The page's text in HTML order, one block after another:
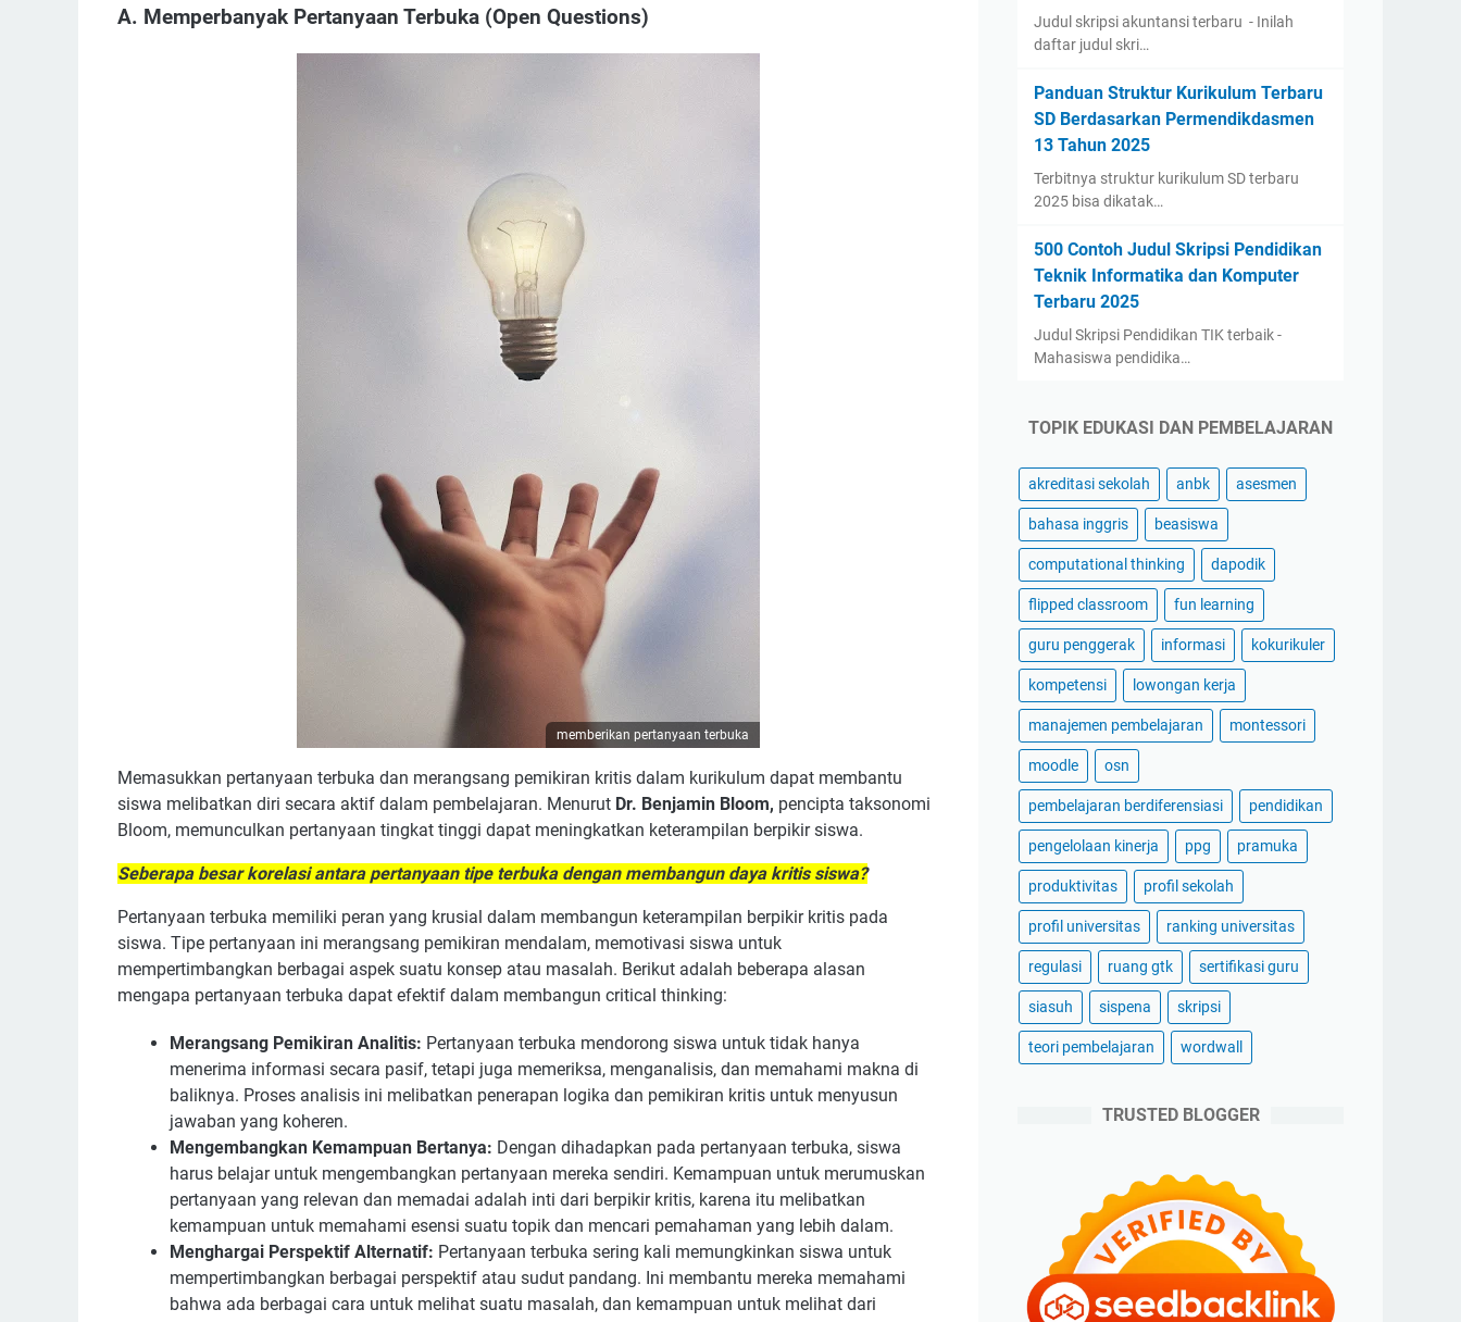
A. Memperbanyak Pertanyaan Terbuka (Open Questions)
memberikan pertanyaan terbuka
Memasukkan pertanyaan terbuka dan merangsang pemikiran kritis dalam kurikulum dapat membantu
siswa melibatkan diri secara aktif dalam pembelajaran. Menurut Dr. Benjamin Bloom, pencipta taksonomi
Bloom, memunculkan pertanyaan tingkat tinggi dapat meningkatkan keterampilan berpikir siswa.
Seberapa besar korelasi antara pertanyaan tipe terbuka dengan membangun daya kritis siswa?
Pertanyaan terbuka memiliki peran yang krusial dalam membangun keterampilan berpikir kritis pada
siswa. Tipe pertanyaan ini merangsang pemikiran mendalam, memotivasi siswa untuk
mempertimbangkan berbagai aspek suatu konsep atau masalah. Berikut adalah beberapa alasan
mengapa pertanyaan terbuka dapat efektif dalam membangun critical thinking:
Merangsang Pemikiran Analitis: Pertanyaan terbuka mendorong siswa untuk tidak hanya
menerima informasi secara pasif, tetapi juga memeriksa, menganalisis, dan memahami makna di
baliknya. Proses analisis ini melibatkan penerapan logika dan pemikiran kritis untuk menyusun
jawaban yang koheren.
Mengembangkan Kemampuan Bertanya: Dengan dihadapkan pada pertanyaan terbuka, siswa
harus belajar untuk mengembangkan pertanyaan mereka sendiri. Kemampuan untuk merumuskan
pertanyaan yang relevan dan memadai adalah inti dari berpikir kritis, karena itu melibatkan
kemampuan untuk memahami esensi suatu topik dan mencari pemahaman yang lebih dalam.
Menghargai Perspektif Alternatif: Pertanyaan terbuka sering kali memungkinkan siswa untuk
mempertimbangkan berbagai perspektif atau sudut pandang. Ini membantu mereka memahami
bahwa ada berbagai cara untuk melihat suatu masalah, dan kemampuan untuk melihat dari
Judul skripsi akuntansi terbaru - Inilah
daftar judul skri…
Panduan Struktur Kurikulum Terbaru
SD Berdasarkan Permendikdasmen
13 Tahun 2025
Terbitnya struktur kurikulum SD terbaru
2025 bisa dikatak…
500 Contoh Judul Skripsi Pendidikan
Teknik Informatika dan Komputer
Terbaru 2025
Judul Skripsi Pendidikan TIK terbaik -
Mahasiswa pendidika…
TOPIK EDUKASI DAN PEMBELAJARAN
akreditasi sekolah anbk asesmen
bahasa inggris beasiswa
computational thinking dapodik
flipped classroom fun learning
guru penggerak informasi kokurikuler
kompetensi lowongan kerja
manajemen pembelajaran montessori
moodle osn
pembelajaran berdiferensiasi pendidikan
pengelolaan kinerja ppg pramuka
produktivitas profil sekolah
profil universitas ranking universitas
regulasi ruang gtk sertifikasi guru
siasuh sispena skripsi
teori pembelajaran wordwall
TRUSTED BLOGGER